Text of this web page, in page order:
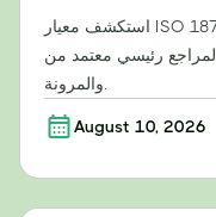
استكشف معيار ISO 18788 لعمليات الأمن والتأثير الاستراتيجي
لمراجع رئيسي معتمد من PECB في تعزيز الثقة الرقمية
August 10, 2026